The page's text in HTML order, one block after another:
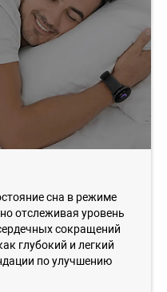
сна в режиме
отслеживая уровень
сокращений
глубокий и легкий
по улучшению